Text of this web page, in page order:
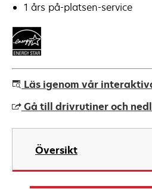
1 års på-platsen-service
Läs igenom vår
Gå till drivrutiner och
opens
new
Översikt